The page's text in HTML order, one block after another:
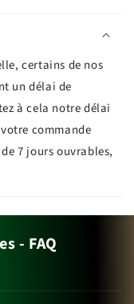
certains de nos
un délai de
à cela notre délai
commande
7 jours ouvrables,
- FAQ